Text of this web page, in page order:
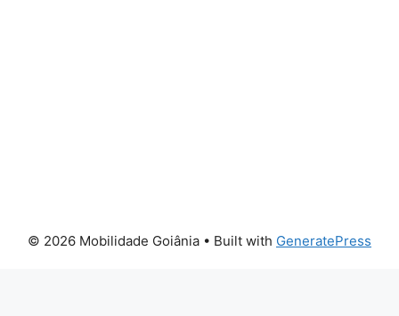
© 2026 Mobilidade Goiânia • Built with GeneratePress